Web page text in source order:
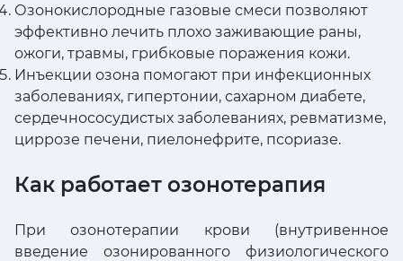
Озонокислородные газовые смеси позволяют
эффективно лечить плохо заживающие раны,
ожоги, травмы, грибковые поражения кожи.
Инъекции озона помогают при инфекционных
заболеваниях, гипертонии, сахарном диабете,
сердечнососудистых заболеваниях, ревматизме,
циррозе печени, пиелонефрите, псориазе.
Как работает озонотерапия
При озонотерапии крови (внутривенное
введение озонированного физиологического